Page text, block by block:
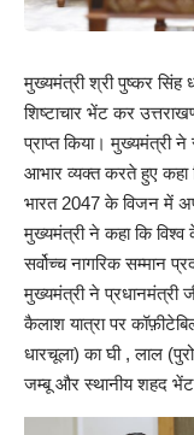
मुख्यमंत्री श्री पुष्कर सिंह
शिष्टाचार भेंट कर
प्राप्त किया। मुख्यमंत्री
आभार व्यक्त करते हुए कहा
भारत 2047 के विजन में
मुख्यमंत्री ने कहा कि विश्व
सर्वोच्च नागरिक सम्मान
मुख्यमंत्री ने प्रधानमंत्री
कैलाश यात्रा पर
धारचूला) का घी , लाल
जम्बू और स्थानीय शहद